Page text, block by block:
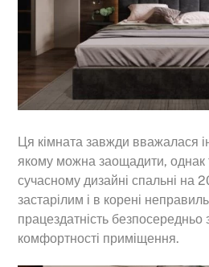
Ця кімната завжди вважалася
якому можна заощадити, однак
сучасному дизайні спальні на
застарілим і в корені
працездатність безпосередньо
комфортності приміщення.